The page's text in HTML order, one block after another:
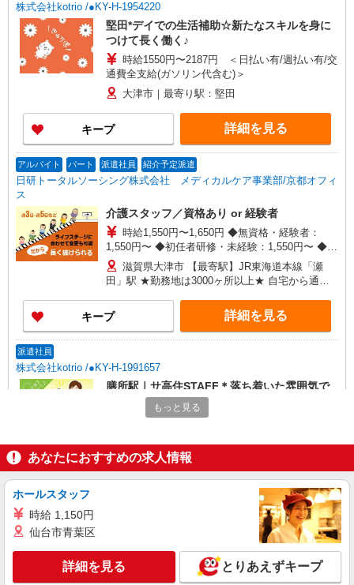
株式会社kotrio /●KY-H-1954220
堅田*デイでの生活補助☆新たなスキルを身に
つけて長く働く♪
時給1550円〜2187円 ＜日払い有/週払い有/交
通費全支給(ガソリン代含む)＞
大津市｜最寄り駅：堅田
キープ 詳細を見る
アルバイト パート 派遣社員 紹介予定派遣
日研トータルソーシング株式会社 メディカルケア事業部/京都オフィ
ス
介護スタッフ／資格あり or 経験者
時給1,550円〜1,650円 ◆無資格・経験者：
1,550円〜 ◆初任者研修・未経験：1,550円〜 ◆初
任者研修・経験者：1,600円〜 ◆介護福祉士：
1,650円〜 ※経験者は3ヶ月以上 ※給与幅は経験・
能力による ★週払いOK（規定あり）
滋賀県大津市 【最寄駅】JR東海道本線「瀬
田」駅 ★勤務地は3000ヶ所以上★ 自宅から通い
い！！
キープ 詳細を見る
派遣社員
株式会社kotrio /●KY-H-1991657
膳所駅｜サ高住STAFF＊落ち着いた雰囲気で
ゆったりお仕事♪
時給1550円〜2187円 ＜日払い有/週払い有/交
大津市内 最寄り駅：膳所
キープ 詳細を見る
アルバイト パート
日研トータルソーシング株式会社 メディカルケア事業部/京都オフィ
未経験・無資格OKの介護スタッフ
もっと見る
あなたにおすすめの求人情報
ホールスタッフ
時給 1,150円
仙台市青葉区
詳細を見る とりあえずキープ